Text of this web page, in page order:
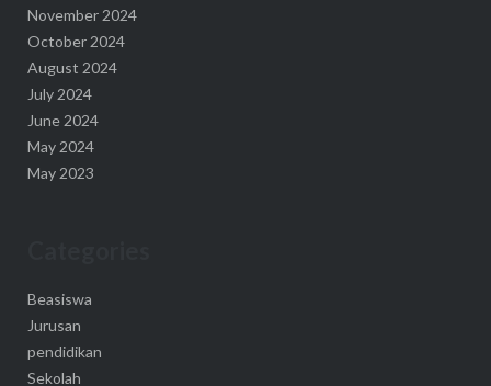
November 2024
October 2024
August 2024
July 2024
June 2024
May 2024
May 2023
Beasiswa
Jurusan
pendidikan
Sekolah